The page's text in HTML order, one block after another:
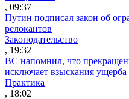
, 09:37
Путин подписал закон об
релокантов
Законодательство
, 19:32
ВС напомнил, что
исключает взыскания ущерба
Практика
, 18:02